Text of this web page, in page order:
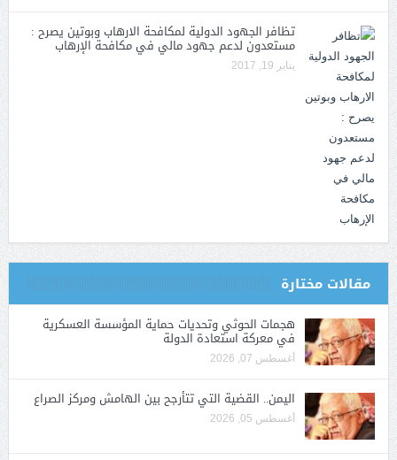
تظافر الجهود الدولية لمكافحة الارهاب وبوتين يصرح :
مستعدون لدعم جهود مالي في مكافحة الإرهاب
يناير 19, 2017
مقالات مختارة
هجمات الحوثي وتحديات حماية المؤسسة العسكرية
في معركة استعادة الدولة
أغسطس 07, 2026
اليمن.. القضية التي تتأرجح بين الهامش ومركز الصراع
أغسطس 05, 2026